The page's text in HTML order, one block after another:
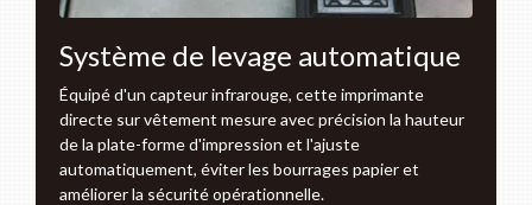
Système de levage automatique
Équipé d'un capteur infrarouge, cette imprimante
directe sur vêtement mesure avec précision la hauteur
de la plate-forme d'impression et l'ajuste
automatiquement, éviter les bourrages papier et
améliorer la sécurité opérationnelle.